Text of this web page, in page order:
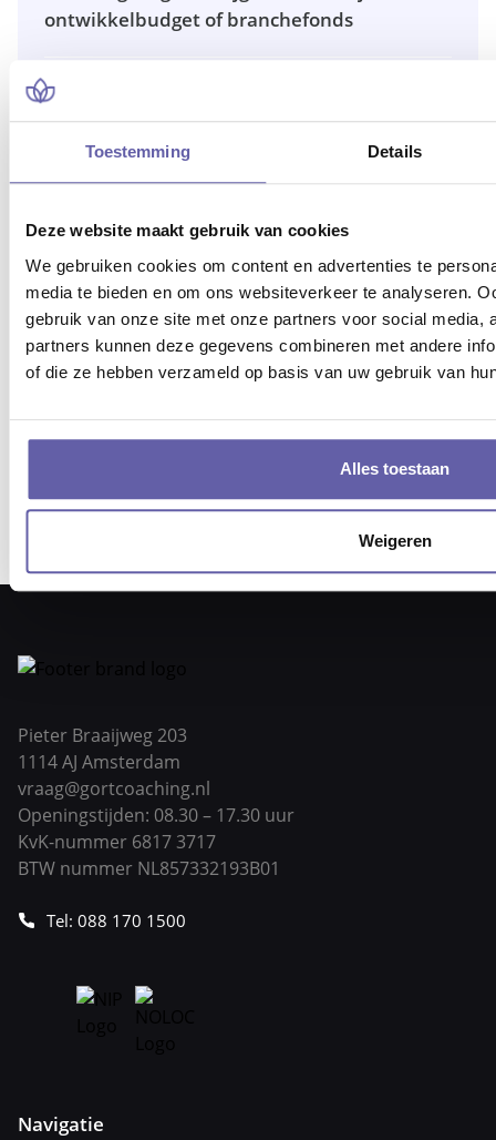
Toestemming Details
Deze website maakt gebruik van cookies
We gebruiken cookies om content en advertenties te
media te bieden en om ons websiteverkeer te analyseren.
gebruik van onze site met onze partners voor social media,
partners kunnen deze gegevens combineren met andere
of die ze hebben verzameld op basis van uw gebruik van
Alles toestaan
Weigeren
ontwikkelbudget of branchefonds
29/07/2026
Niet gevonden wat je zoekt?
Onze coaches helpen je graag met
persoonlijk advies.
Kies jouw coach
1 2 3 4 … 26
Pieter Braaijweg 203
1114 AJ Amsterdam
vraag@gortcoaching.nl
Openingstijden: 08.30 – 17.30 uur
KvK-nummer 6817 3717
BTW nummer NL857332193B01
Tel: 088 170 1500
Navigatie